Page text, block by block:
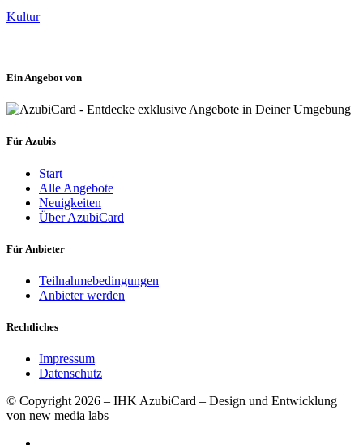
Kultur
Ein Angebot von
Für Azubis
Start
Alle Angebote
Neuigkeiten
Über AzubiCard
Für Anbieter
Teilnahmebedingungen
Anbieter werden
Rechtliches
Impressum
Datenschutz
© Copyright 2026 – IHK AzubiCard – Design und Entwicklung
von new media labs